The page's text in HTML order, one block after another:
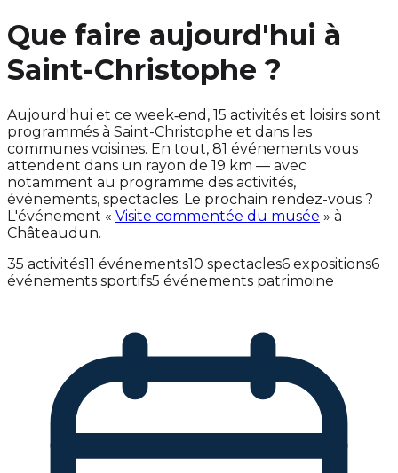
Que faire aujourd'hui à
Saint-Christophe ?
Aujourd'hui et ce week‑end, 15 activités et loisirs sont
programmés à Saint-Christophe et dans les
communes voisines. En tout, 81 événements vous
attendent dans un rayon de 19 km — avec
notamment au programme des activités,
événements, spectacles. Le prochain rendez-vous ?
L'événement « Visite commentée du musée » à
Châteaudun.
35 activités11 événements10 spectacles6 expositions6
événements sportifs5 événements patrimoine